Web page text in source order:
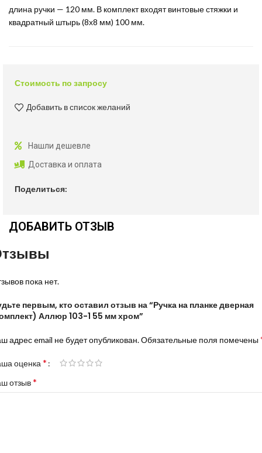
длина ручки — 120 мм. В комплект входят винтовые стяжки и
квадратный штырь (8х8 мм) 100 мм.
Стоимость по запросу
Добавить в список желаний
Нашли дешевле
Доставка и оплата
Поделиться:
ДОБАВИТЬ ОТЗЫВ
пока нет.
первым, кто оставил отзыв на “Ручка на планке дверная
Аллюр 103-1 55 мм хром”
адрес email не будет опубликован.Обязательные поля помечены
оценка *
отзыв*